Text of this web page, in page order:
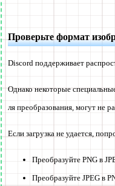
Проверьте формат
Discord поддерживает
Однако некоторые
ля преобразования, могут не
Если загрузка не удается,
Преобразуйте PNG в
Преобразуйте JPEG в